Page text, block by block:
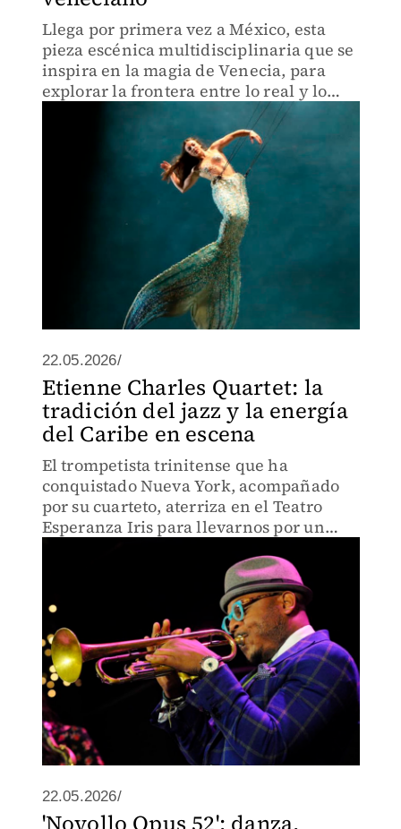
Llega por primera vez a México, esta
pieza escénica multidisciplinaria que se
inspira en la magia de Venecia, para
explorar la frontera entre lo real y lo
22.05.2026/
Etienne Charles Quartet: la
tradición del jazz y la energía
del Caribe en escena
El trompetista trinitense que ha
conquistado Nueva York, acompañado
por su cuarteto, aterriza en el Teatro
Esperanza Iris para llevarnos por un
22.05.2026/